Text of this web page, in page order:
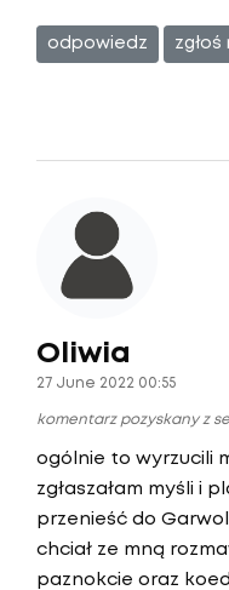
odpowiedz zgłoś
Oliwia
27 June 2022 00:55
komentarz pozyskany z
ogólnie to wyrzucili
zgłaszałam myśli i
przenieść do
chciał ze mną
paznokcie oraz